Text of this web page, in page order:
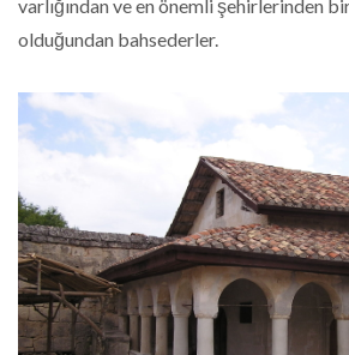
varlığından ve en önemli şehirlerinden
olduğundan bahsederler.